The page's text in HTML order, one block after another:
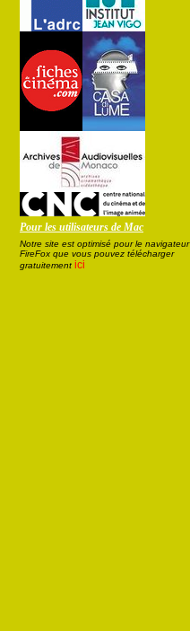
Pour les utilisateurs de Mac
Notre site est optimisé pour le navigateur
FireFox que vous pouvez télécharger
gratuitement ici